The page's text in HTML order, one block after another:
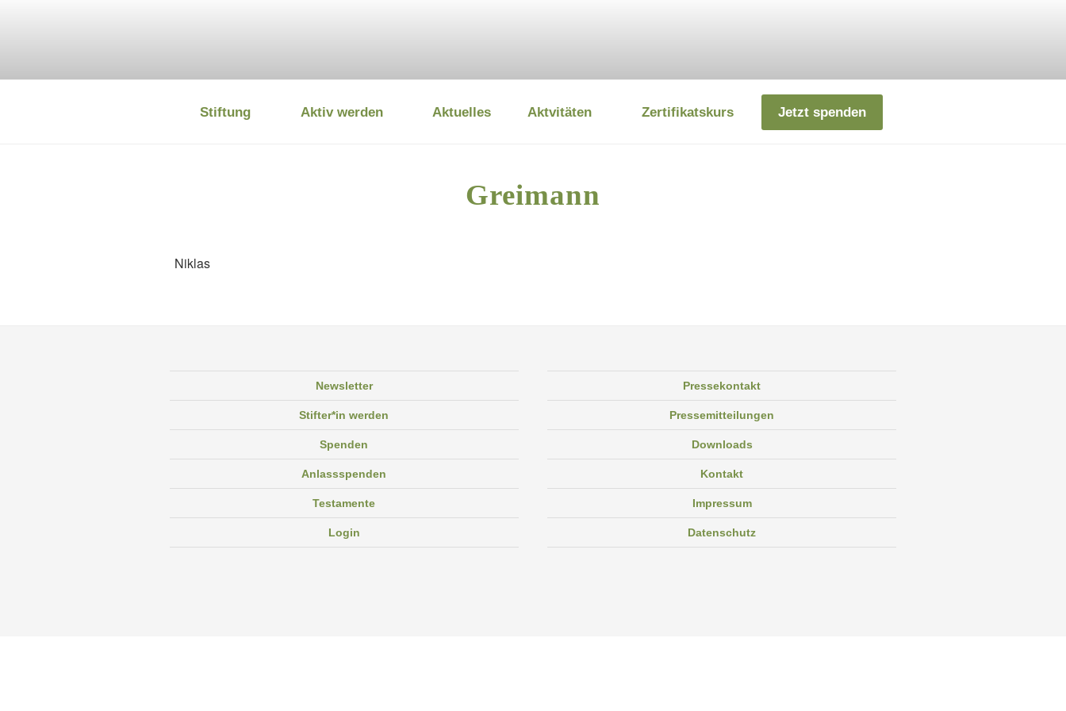
DEUTSCHE UMWELTSTIFTUNG
Stiftung Aktiv werden Aktuelles Aktvitäten Zertifikatskurs Jetzt spenden
Greimann
Niklas
Newsletter
Stifter*in werden
Spenden
Anlassspenden
Testamente
Login
Pressekontakt
Pressemitteilungen
Downloads
Kontakt
Impressum
Datenschutz